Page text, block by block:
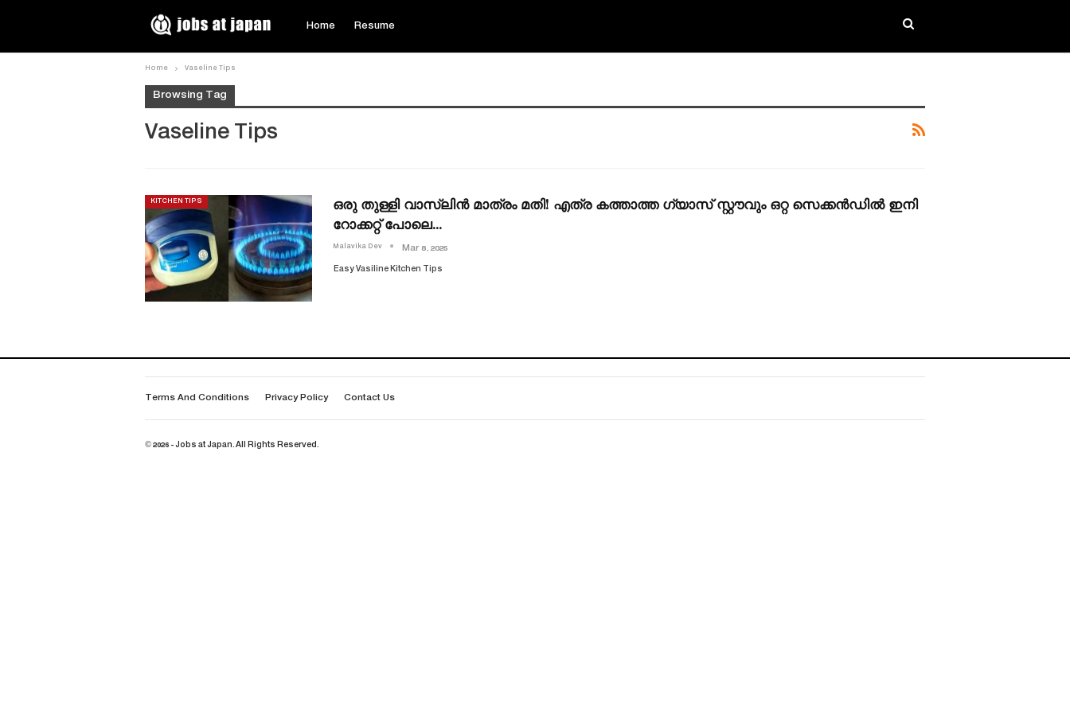
Home Resume
Home Vaseline Tips
Browsing Tag
Vaseline Tips
KITCHEN TIPS
ഒരു തുള്ളി വാസ്‌ലിന്‍ മാത്രം മതി! എത്ര കത്താത്ത ഗ്യാസ് സ്റ്റൗവും ഒറ്റ സെക്കൻഡിൽ ഇനി
റോക്കറ്റ് പോലെ…
Malavika Dev Mar 8, 2025
Easy Vasiline Kitchen Tips
Terms And Conditions Privacy Policy Contact Us
© 2026 - Jobs at Japan. All Rights Reserved.